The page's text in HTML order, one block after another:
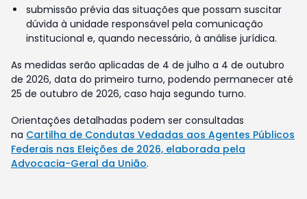
submissão prévia das situações que possam suscitar
dúvida à unidade responsável pela comunicação
institucional e, quando necessário, à análise jurídica.
As medidas serão aplicadas de 4 de julho a 4 de outubro
de 2026, data do primeiro turno, podendo permanecer até
25 de outubro de 2026, caso haja segundo turno.
Orientações detalhadas podem ser consultadas
na Cartilha de Condutas Vedadas aos Agentes Públicos
Federais nas Eleições de 2026, elaborada pela
Advocacia-Geral da União.